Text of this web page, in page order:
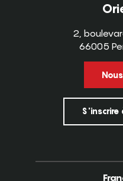
2,
66005
S'inscrire